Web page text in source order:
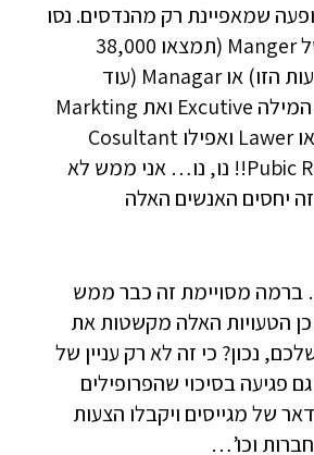
שמאפיינת רק מהנדסים. נסו
לחפש את הטייטל Manger (תמצאו 38,000
פרופילים עם הטעות הזו) או Managar (עוד
35,000) ואז את המילה Excutive ואת Markting
וגם Accoutant או Lawer ואפילו Cosultant
והשיא: Pubic Relations!! נו, נו… אני ממש לא
יחסים האנשים האלה
ברמה מסויימת זה כבר ממש
הטעויות האלה מקשטות את
נכון? כי זה לא רק עניין של
פגיעה בסיכוי שהפרופילים
של מגייסים ויקבלו הצעות
וכו’…